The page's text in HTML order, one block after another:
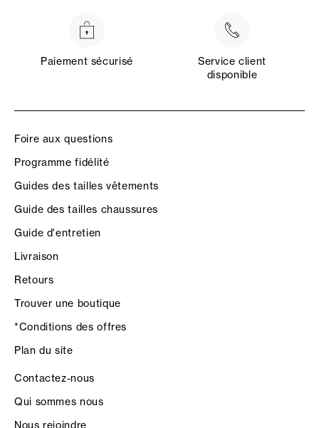
Paiement sécurisé
Service client
disponible
Foire aux questions
Programme fidélité
Guides des tailles vêtements
Guide des tailles chaussures
Guide d'entretien
Livraison
Retours
Trouver une boutique
*Conditions des offres
Plan du site
Contactez-nous
Qui sommes nous
Nous rejoindre